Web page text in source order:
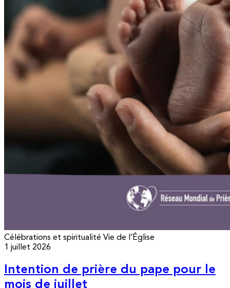
Célébrations et spiritualité Vie de l’Église
1 juillet 2026
Intention de prière du pape pour le
mois de juillet